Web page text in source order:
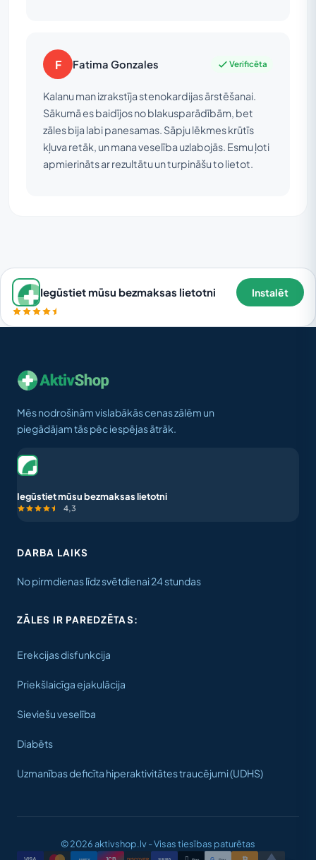
F Fatima Gonzales Verificēta
Kalanu man izrakstīja stenokardijas ārstēšanai.
Sākumā es baidījos no blakusparādībām, bet
zāles bija labi panesamas. Sāpju lēkmes krūtīs
kļuva retāk, un mana veselība uzlabojās. Esmu ļoti
apmierināts ar rezultātu un turpināšu to lietot.
Iegūstiet mūsu bezmaksas lietotni Instalēt
Mēs nodrošinām vislabākās cenas zālēm un
piegādājam tās pēc iespējas ātrāk.
Iegūstiet mūsu bezmaksas lietotni
4,3
DARBA LAIKS
No pirmdienas līdz svētdienai 24 stundas
ZĀLES IR PAREDZĒTAS:
Erekcijas disfunkcija
Priekšlaicīga ejakulācija
Sieviešu veselība
Diabēts
Uzmanības deficīta hiperaktivitātes traucējumi (UDHS)
© 2026 aktivshop.lv - Visas tiesības paturētas